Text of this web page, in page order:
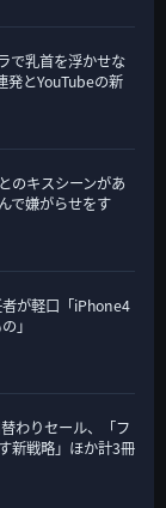
で乳首を浮かせな
発とYouTubeの新
のキスシーンがあ
で嫌がらせをす
が軽口「iPhone4
」
わりセール、「フ
新戦略」ほか計3冊